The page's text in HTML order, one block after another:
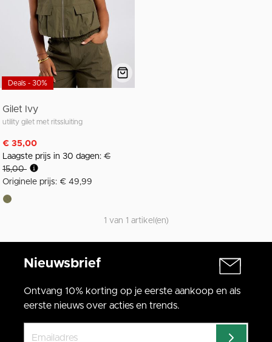
Deals - 30%
Gilet Ivy
utility gilet met ritssluiting
€ 35,00
Laagste prijs in 30 dagen: €
15,00
Originele prijs: € 49,99
1 van 1 artikel(en)
Nieuwsbrief
Ontvang 10% korting op je eerste aankoop en als
eerste nieuws over acties en trends.